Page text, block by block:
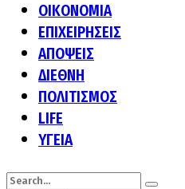
ΟΙΚΟΝΟΜΙΑ
ΕΠΙΧΕΙΡΗΣΕΙΣ
ΑΠΟΨΕΙΣ
ΔΙΕΘΝΗ
ΠΟΛΙΤΙΣΜΟΣ
LIFE
ΥΓΕΙΑ